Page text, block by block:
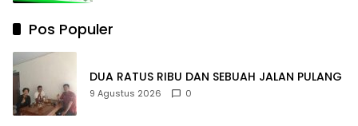
Pos Populer
DUA RATUS RIBU DAN SEBUAH JALAN PULANG
9 Agustus 2026 0